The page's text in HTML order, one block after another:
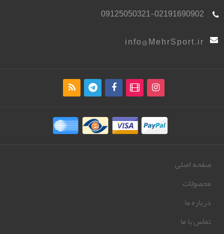
09125050321-02191690902
info@MehrSport.ir
صفحه اصلی
محصولات
درباره ما
تماس با ما